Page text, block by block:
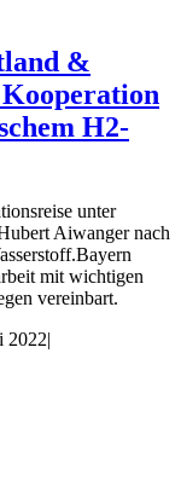
&
H2-
unter
Aiwanger nach
mit wichtigen
vereinbart.
2022|